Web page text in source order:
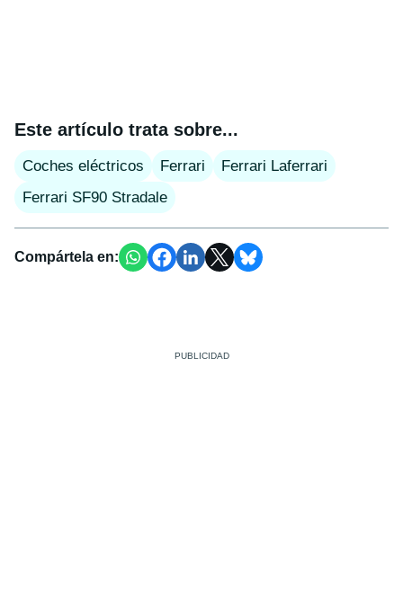
Este artículo trata sobre...
Coches eléctricos Ferrari
Ferrari Laferrari
Ferrari SF90 Stradale
Compártela en: